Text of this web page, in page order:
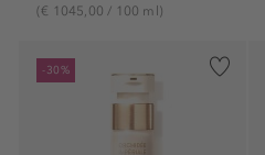
(€ 1045,00 / 100 ml)
-30%